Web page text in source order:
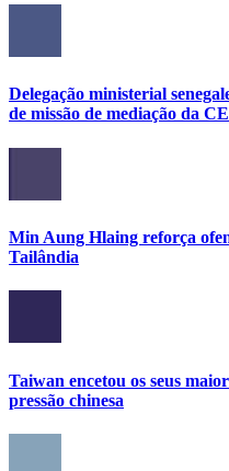
Delegação ministerial
de missão de mediação da
Min Aung Hlaing reforça
Tailândia
Taiwan encetou os seus
pressão chinesa